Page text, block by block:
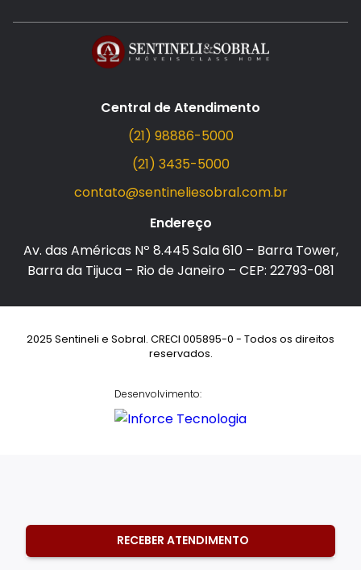
RECEBER ATENDIMENTO
Central de Atendimento
(21) 98886-5000
(21) 3435-5000
contato@sentineliesobral.com.br
Endereço
Av. das Américas Nº 8.445 Sala 610 – Barra Tower,
Barra da Tijuca – Rio de Janeiro – CEP: 22793-081
2025 Sentineli e Sobral. CRECI 005895-0 - Todos os direitos
reservados.
Desenvolvimento: